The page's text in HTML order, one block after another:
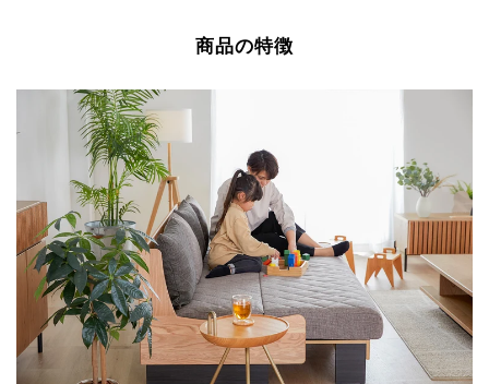
商品の特徴